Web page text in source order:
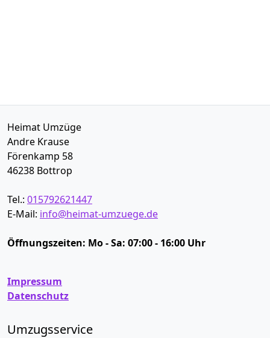
Heimat Umzüge
Andre Krause
Förenkamp 58
46238 Bottrop
Tel.: 015792621447
E-Mail: info@heimat-umzuege.de
Öffnungszeiten: Mo - Sa: 07:00 - 16:00 Uhr
Impressum
Datenschutz
Umzugsservice